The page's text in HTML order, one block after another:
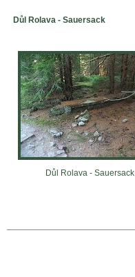
Důl Rolava - Sauersack
Důl Rolava - Sauersack